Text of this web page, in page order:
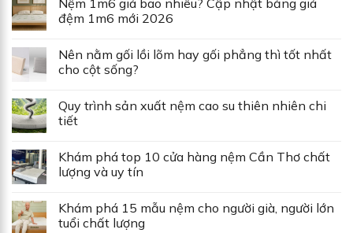
đệm 1m6 mới 2026
Nên nằm gối lồi lõm hay gối phẳng thì tốt nhất
cho cột sống?
Quy trình sản xuất nệm cao su thiên nhiên chi
tiết
Khám phá top 10 cửa hàng nệm Cần Thơ chất
lượng và uy tín
Khám phá 15 mẫu nệm cho người già, người lớn
tuổi chất lượng